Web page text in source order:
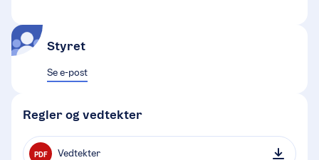
Styret
Se e-post
Regler og vedtekter
PDF Vedtekter